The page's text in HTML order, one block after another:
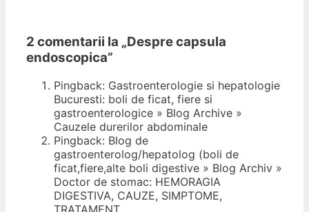
2 comentarii la „Despre capsula
endoscopica”
Pingback: Gastroenterologie si hepatologie
Bucuresti: boli de ficat, fiere si
gastroenterologice » Blog Archive »
Cauzele durerilor abdominale
Pingback: Blog de
gastroenterolog/hepatolog (boli de
ficat,fiere,alte boli digestive » Blog Archiv »
Doctor de stomac: HEMORAGIA
DIGESTIVA, CAUZE, SIMPTOME,